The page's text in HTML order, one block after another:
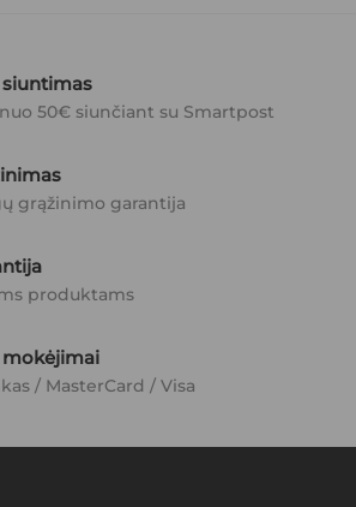
50€ siunčiant su Smartpost
grąžinimo garantija
produktams
mokėjimai
/ MasterCard / Visa